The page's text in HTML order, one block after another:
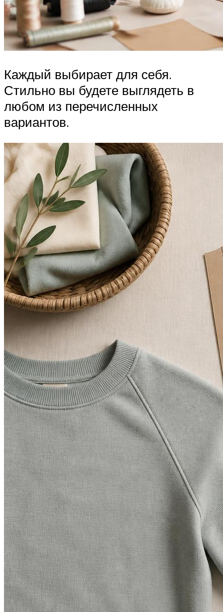
Каждый выбирает для себя.
Стильно вы будете выглядеть в
любом из перечисленных
вариантов.